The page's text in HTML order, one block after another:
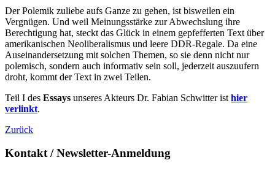
Der Polemik zuliebe aufs Ganze zu gehen, ist bisweilen ein
Vergnügen. Und weil Meinungsstärke zur Abwechslung ihre
Berechtigung hat, steckt das Glück in einem gepfefferten Text über
amerikanischen Neoliberalismus und leere DDR-Regale. Da eine
Auseinandersetzung mit solchen Themen, so sie denn nicht nur
polemisch, sondern auch informativ sein soll, jederzeit auszuufern
droht, kommt der Text in zwei Teilen.
Teil I des Essays unseres Akteurs Dr. Fabian Schwitter ist hier
verlinkt.
Zurück
Kontakt / Newsletter-Anmeldung